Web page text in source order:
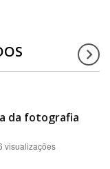
da fotografia
visualizações